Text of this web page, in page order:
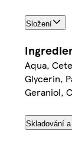
Složení
Aqua,
Glycerin,
Geraniol,
Skladování